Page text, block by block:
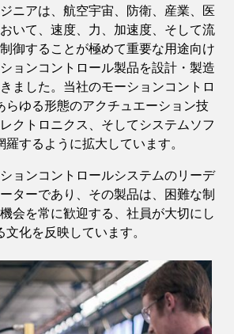
ニアは、航空宇宙、防衛、産業、医
いて、速度、力、加速度、そして流
御することが極めて重要な用途向け
ョンコントロール製品を設計・製造
ました。当社のモーションコントロ
らゆる形態のアクチュエーション技
クトロニクス、そしてシステムソフ
羅するように拡大しています。
ョンコントロールシステムのリーデ
ターであり、その製品は、困難な制
会を常に歓迎する、社員が大切にし
文化を反映しています。